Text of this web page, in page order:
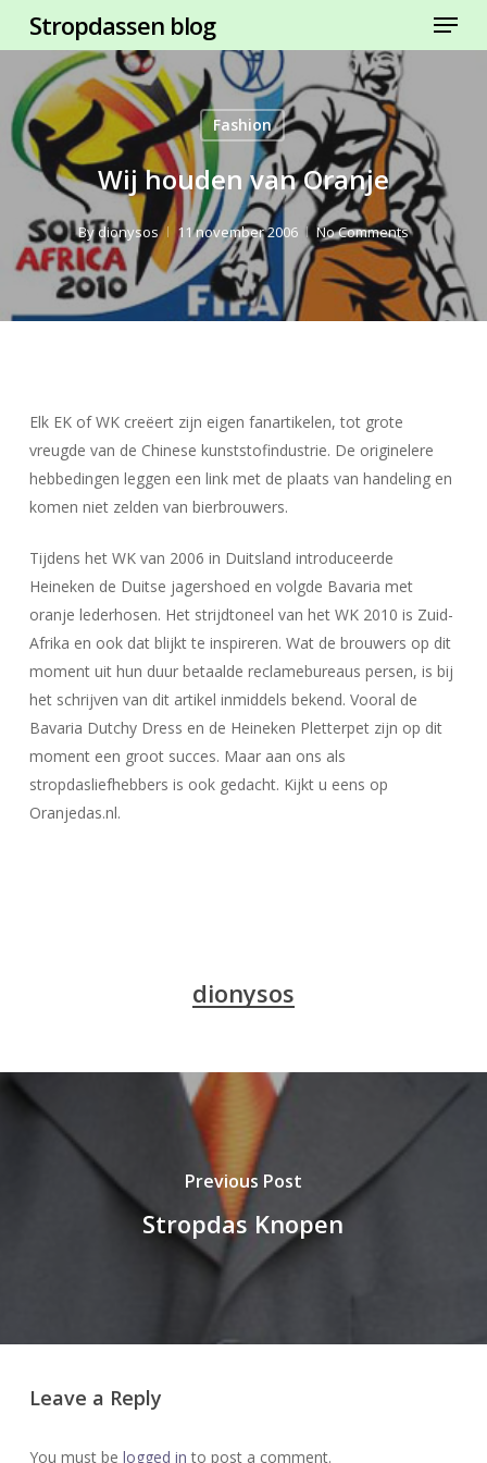
content
Stropdassen blog Menu
Fashion
Wij houden van Oranje
Bydionysos 11 november 2006 No Comments
Elk EK of WK creëert zijn eigen fanartikelen, tot grote
vreugde van de Chinese kunststofindustrie. De originelere
hebbedingen leggen een link met de plaats van handeling en
komen niet zelden van bierbrouwers.
Tijdens het WK van 2006 in Duitsland introduceerde
Heineken de Duitse jagershoed en volgde Bavaria met
oranje lederhosen. Het strijdtoneel van het WK 2010 is Zuid-
Afrika en ook dat blijkt te inspireren. Wat de brouwers op dit
moment uit hun duur betaalde reclamebureaus persen, is bij
het schrijven van dit artikel inmiddels bekend. Vooral de
Bavaria Dutchy Dress en de Heineken Pletterpet zijn op dit
moment een groot succes. Maar aan ons als
stropdasliefhebbers is ook gedacht. Kijkt u eens op
Oranjedas.nl.
dionysos
Previous Post
Stropdas Knopen
Leave a Reply
You must be logged in to post a comment.